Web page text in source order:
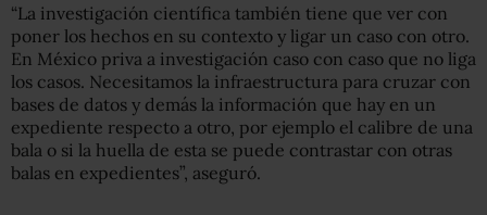
“La investigación científica también tiene que ver con
poner los hechos en su contexto y ligar un caso con otro.
En México priva a investigación caso con caso que no liga
los casos. Necesitamos la infraestructura para cruzar con
bases de datos y demás la información que hay en un
expediente respecto a otro, por ejemplo el calibre de una
bala o si la huella de esta se puede contrastar con otras
balas en expedientes”, aseguró.